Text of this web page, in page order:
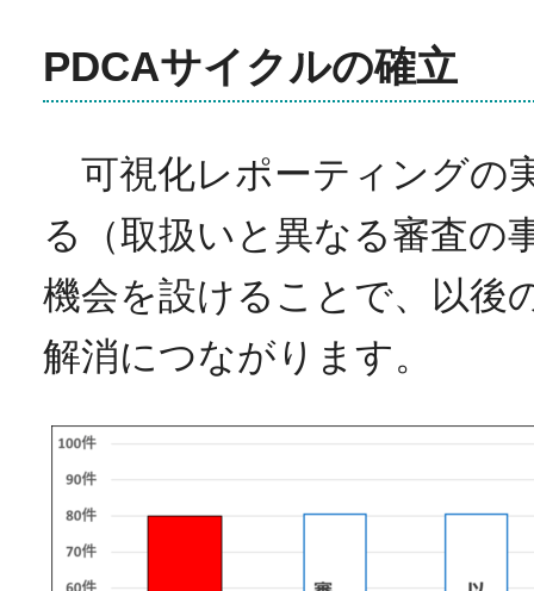
PDCAサイクルの確立
可視化レポーティングの
る（取扱いと異なる審査の
機会を設けることで、以後
解消につながります。